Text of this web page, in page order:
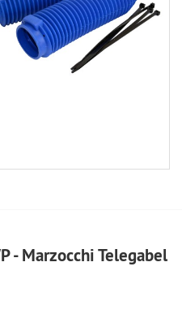
- Marzocchi Telegabel